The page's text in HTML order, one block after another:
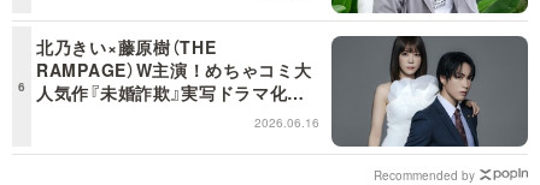
北乃きい×藤原樹（THE
RAMPAGE）W主演！めちゃコミ大
人気作『未婚詐欺』実写ドラマ化決
2026.06.16
Recommended by